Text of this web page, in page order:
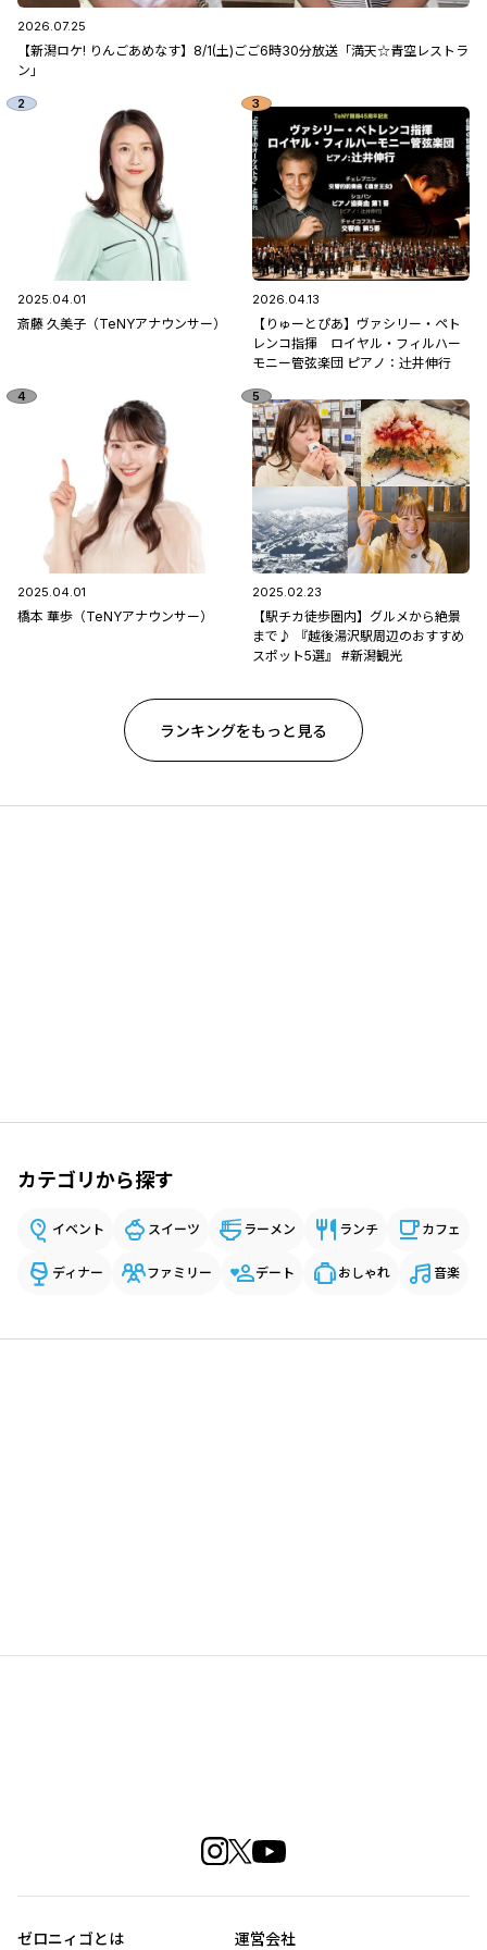
2026.07.25
【新潟ロケ! りんごあめなす】8/1(土)ごご6時30分放送「満天☆青空レストラ
ン」
2025.04.01
斎藤 久美子（TeNYアナウンサー）
2026.04.13
【りゅーとぴあ】ヴァシリー・ペト
レンコ指揮 ロイヤル・フィルハー
モニー管弦楽団 ピアノ：辻󠄀井伸行
2025.04.01
橋本 華歩（TeNYアナウンサー）
2025.02.23
【駅チカ徒歩圏内】グルメから絶景
まで♪ 『越後湯沢駅周辺のおすすめ
スポット5選』 #新潟観光
ランキングをもっと見る
カテゴリから探す
イベント スイーツ ラーメン ランチ カフェ
ディナー ファミリー デート おしゃれ 音楽
ゼロニィゴとは 運営会社